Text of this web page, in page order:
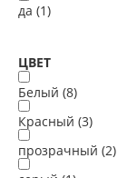
да (1)
ЦВЕТ
Белый (8)
Красный (3)
прозрачный (2)